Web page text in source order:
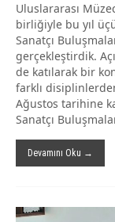
Uluslararası
birliğiyle bu yıl
Sanatçı
gerçekleştirdik.
de katılarak bir
farklı
Ağustos tarihine
Sanatçı
Devamını Oku →